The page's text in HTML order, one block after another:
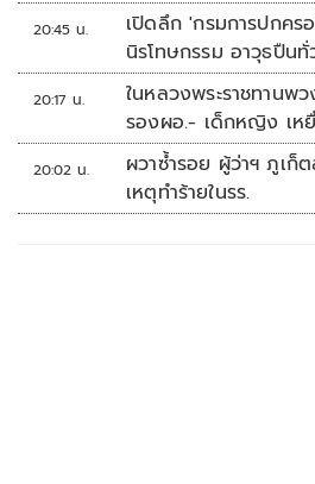
20:45 น.
เปิดลึก 'กรมการปกคร
นิรโทษกรรม อาวุธปืนทั่
20:17 น.
ในหลวงพระราชทานพ
รองผอ.- เด็กหญิง เห
20:02 น.
ผวาซ้ำรอย ผู้ว่าฯ ภูเก็
เหตุทำร้ายในรร.